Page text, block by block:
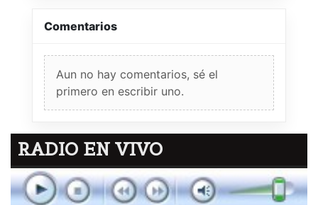
Comentarios
Aun no hay comentarios, sé el
primero en escribir uno.
RADIO EN VIVO